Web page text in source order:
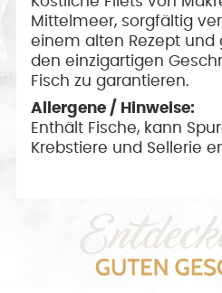
Mittelmeer, sorgfältig
einem alten Rezept und
den einzigartigen
Fisch zu garantieren.
Allergene / Hinweise:
Enthält Fische, kann
Krebstiere und Sellerie